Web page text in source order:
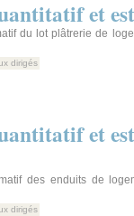
et
du lot plâtrerie de
dirigés
et
des enduits de
dirigés